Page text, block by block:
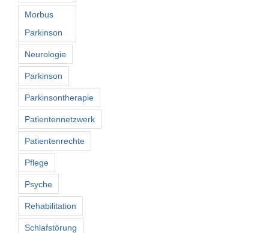
Morbus
Parkinson
Neurologie
Parkinson
Parkinsontherapie
Patientennetzwerk
Patientenrechte
Pflege
Psyche
Rehabilitation
Schlafstörung